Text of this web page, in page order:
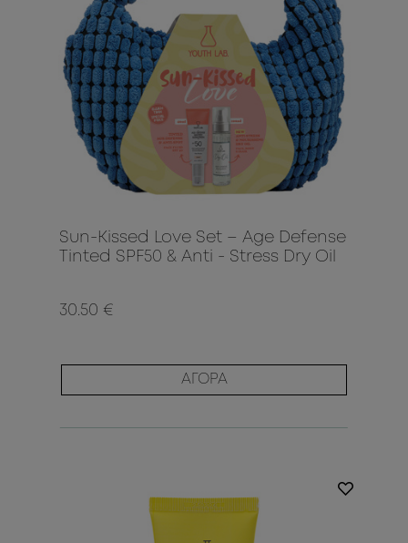
Sun-Kissed Love Set – Age Defense
Tinted SPF50 & Anti - Stress Dry Oil
30.50 €
ΑΓΟΡΑ